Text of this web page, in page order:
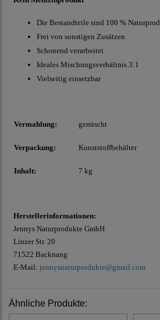
Die Bestandteile sind 100 %
Frei von sonstigen Zusätzen
Schonend verarbeitet
Ideales Mischungsverhältnis 3:1
Vielseitig einsetzbar
Vermahlung: gemischt
Verpackung: Kunststoffbehälter
Inhalt: 7 kg
Herstellerinformationen:
Jennys Naturprodukte GmbH
Linzer Str. 20
71522 Backnang
E-Mail: jennysnaturprodukte@gmail.com
Ähnliche Produkte: